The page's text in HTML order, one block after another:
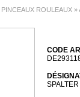
PINCEAUX ROULEAUX »
CODE